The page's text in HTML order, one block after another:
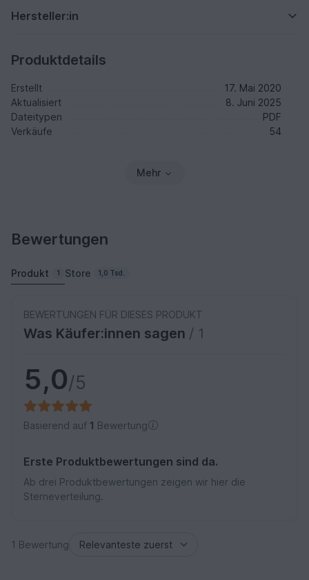
Hersteller:in
Produktdetails
Erstellt
17. Mai 2020
Aktualisiert
8. Juni 2025
Dateitypen
PDF
Verkäufe
54
Mehr
Bewertungen
Produkt 1 Store 1,0 Tsd.
BEWERTUNGEN FÜR DIESES PRODUKT
Was Käufer:innen sagen / 1
5,0/5
Basierend auf 1 Bewertung
Erste Produktbewertungen sind da.
Ab drei Produktbewertungen zeigen wir hier die
Sterneverteilung.
1 Bewertung